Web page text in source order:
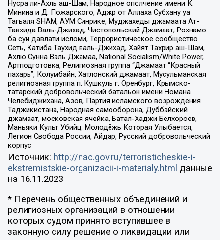
Нусра ли-Ахль аш-Шам, Народное ополчение имени К.
Минина и Д. Пожарского, Аджр от Аллаха Субхану уа
Тагьаля SHAM, АУМ Синрике, Муджахеды джамаата Ат-
Тавхида Валь-Джихад, Чистопольский Джамаат, Рохнамо
ба суи давлати исломи, Террористическое сообщество
Сеть, Катиба Таухид валь-Джихад, Хайят Тахрир аш-Шам,
Ахлю Сунна Валь Джамаа, National Socialism/White Power,
Артподготовка, Религиозная группа “Джамаат “Красный
пахарь”, Колумбайн, Хатлонский джамаат, Мусульманская
религиозная группа п. Кушкуль г. Оренбург, Крымско-
татарский добровольческий батальон имени Номана
Челебиджихана, Азов, Партия исламского возрождения
Таджикистана, Народная самооборона, Дуббайский
джамаат, московская ячейка, Батал-Хаджи Белхороев,
Маньяки Культ Убийц, Молодёжь Которая Улыбается,
Легион Свобода России, Айдар, Русский добровольческий
корпус
Источник: http://nac.gov.ru/terroristicheskie-i-
ekstremistskie-organizacii-i-materialy.html данные
на 16.11.2023
* Перечень общественных объединений и
религиозных организаций в отношении
которых судом принято вступившее в
законную силу решение о ликвидации или